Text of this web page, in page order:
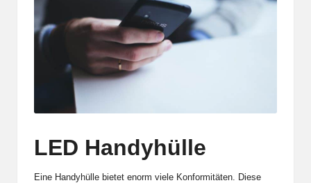
LED Handyhülle
Eine Handyhülle bietet enorm viele Konformitäten. Diese